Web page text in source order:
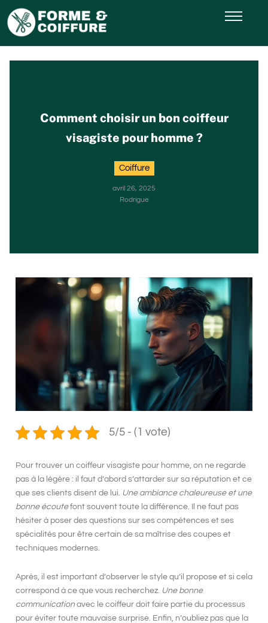
Comment choisir un bon coiffeur
visagiste pour homme ?
Coiffure
avril 26, 2025
Rodrigue
5/5 - (1 vote)
Pour trouver un coiffeur visagiste pour homme, on ne regarde
pas à la légère : il faut d’abord s’attarder sur sa réputation et ce
que ses clients disent de lui. Une ambiance chaleureuse et une
bonne écoutefont souvent toute la différence. Il ne faut pas
hésiter à poser des questions sur ses compétences et ses
spécialités pour être certain de sa maîtrise des coupes et
techniques modernes.
Après, il est important d’observer le style qu’il propose et si cela
correspond à ce que vous recherchez. Une bonne
communication avec le coiffeur doit faire partie du processus
pour éviter toute mauvaise surprise. Enfin, n’oubliez pas que la